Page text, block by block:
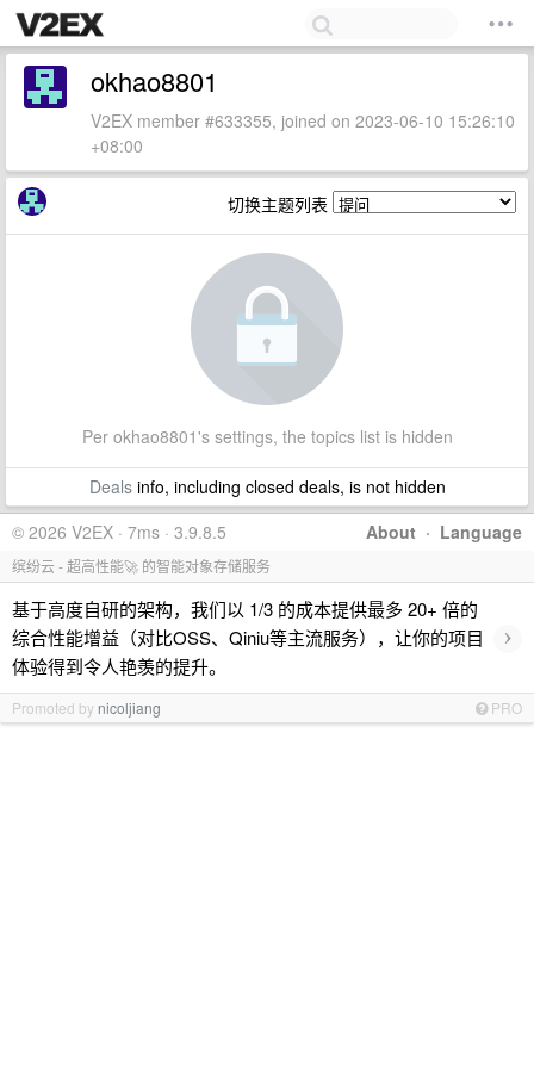
okhao8801
V2EX member #633355, joined on 2023-06-10 15:26:10
+08:00
切换主题列表
Per okhao8801's settings, the topics list is hidden
Dealsinfo, including closed deals, is not hidden
About · Language
© 2026 V2EX · 7ms · 3.9.8.5
缤纷云 - 超高性能🚀 的智能对象存储服务
基于高度自研的架构，我们以 1/3 的成本提供最多 20+ 倍的
综合性能增益（对比OSS、Qiniu等主流服务），让你的项目
体验得到令人艳羡的提升。
›
Promoted by nicoljiang PRO